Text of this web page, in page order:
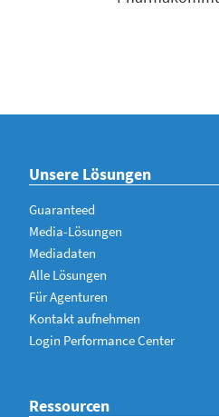
Unsere Lösungen
Guaranteed
Media-Lösungen
Mediadaten
Alle Lösungen
Für Agenturen
Kontakt aufnehmen
Login Performance Center
Ressourcen